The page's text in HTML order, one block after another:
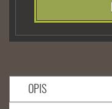
OPIS